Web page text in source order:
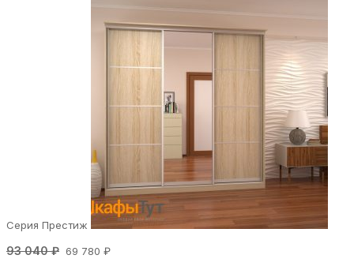
Серия Престиж
93 040 ₽ 69 780 ₽